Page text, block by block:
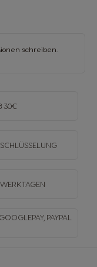
schreiben.
30€
PAYPAL